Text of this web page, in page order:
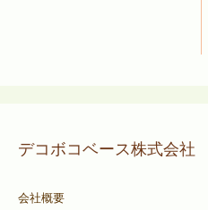
デコボコベース株式会社
会社概要